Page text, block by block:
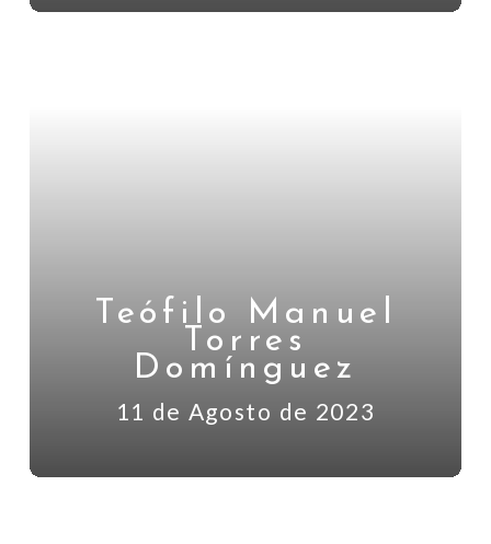
Teófilo Manuel
Torres
Domínguez
11 de Agosto de 2023